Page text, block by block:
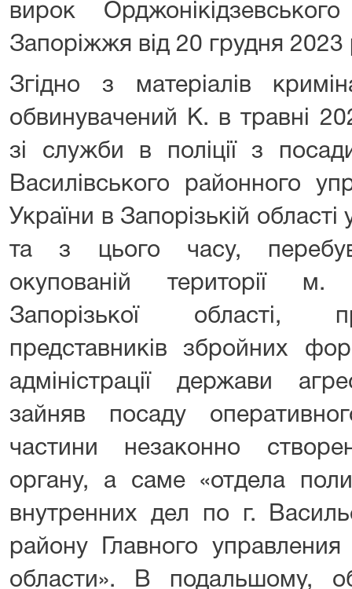
вирок
Запоріжжя від 20 грудня 2023
Згідно з матеріалів
обвинувачений К. в травні
зі служби в поліції з
Василівського районного
України в Запорізькій області
та з цього часу,
окупованій території м.
Запорізької області,
представників збройних
адміністрації держави
зайняв посаду
частини незаконно
органу, а саме «отдела
внутренних дел по г.
району Главного
области». В подальшому,